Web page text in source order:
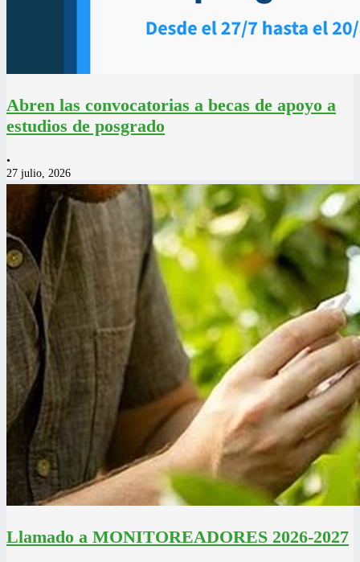
Abren las convocatorias a becas de apoyo a
estudios de posgrado
•
27 julio, 2026
Llamado a MONITOREADORES 2026-2027